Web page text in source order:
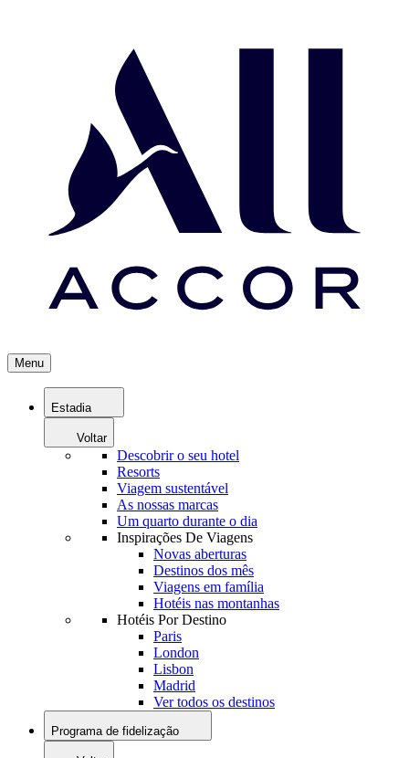
Menu
Estadia
Voltar
Descobrir o seu hotel
Resorts
Viagem sustentável
As nossas marcas
Um quarto durante o dia
Inspirações De Viagens
Novas aberturas
Destinos dos mês
Viagens em família
Hotéis nas montanhas
Hotéis Por Destino
Paris
London
Lisbon
Madrid
Ver todos os destinos
Programa de fidelização